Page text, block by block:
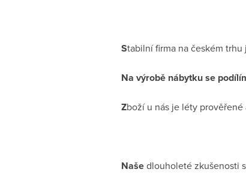
Stabilní firma na českém trhu
Na výrobě nábytku se
Zboží u nás je léty
Našedlouholeté zkušenosti